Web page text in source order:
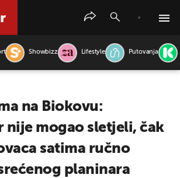
Showbizz Lifestyle Putovanja
na Biokovu:
nije mogao sletjeli, čak
satima ručno
planinara